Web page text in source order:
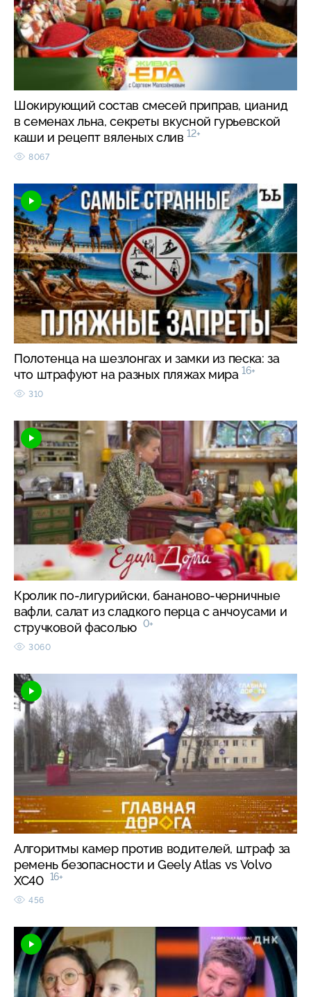
Шокирующий состав смесей приправ, цианид
в семенах льна, секреты вкусной гурьевской
каши и рецепт вяленых слив 12+
8067
Полотенца на шезлонгах и замки из песка: за
что штрафуют на разных пляжах мира 16+
310
Кролик по-лигурийски, бананово-черничные
вафли, салат из сладкого перца с анчоусами и
стручковой фасолью 0+
3060
Алгоритмы камер против водителей, штраф за
ремень безопасности и Geely Atlas vs Volvo
XC40 16+
456